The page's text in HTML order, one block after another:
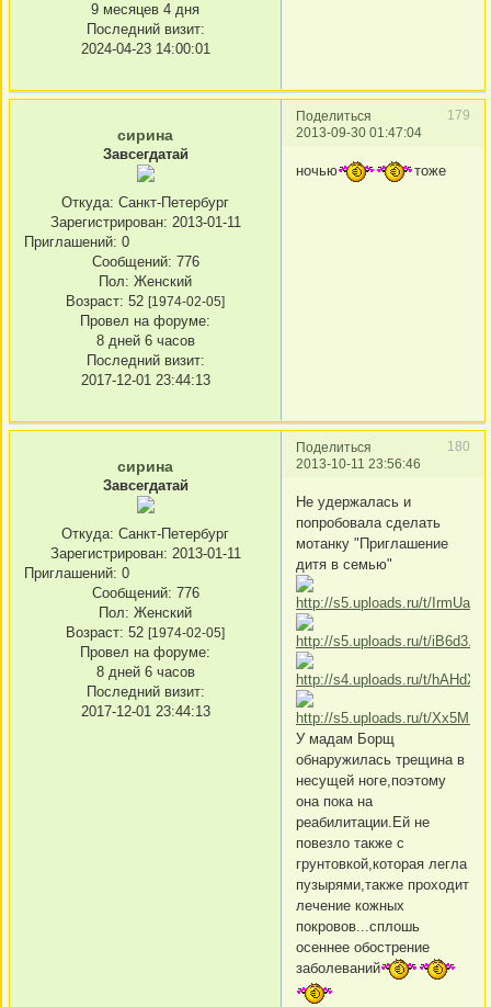
9 месяцев 4 дня
Последний визит:
2024-04-23 14:00:01
Поделиться
179
2013-09-30 01:47:04
сирина
Завсегдатай
Откуда: Санкт-Петербург
Зарегистрирован: 2013-01-11
Приглашений: 0
Сообщений: 776
Пол: Женский
Возраст: 52 [1974-02-05]
Провел на форуме:
8 дней 6 часов
Последний визит:
2017-12-01 23:44:13
ночью тоже
Поделиться
180
2013-10-11 23:56:46
сирина
Завсегдатай
Откуда: Санкт-Петербург
Зарегистрирован: 2013-01-11
Приглашений: 0
Сообщений: 776
Пол: Женский
Возраст: 52 [1974-02-05]
Провел на форуме:
8 дней 6 часов
Последний визит:
2017-12-01 23:44:13
Не удержалась и
попробовала сделать
мотанку "Приглашение
дитя в семью"
У мадам Борщ
обнаружилась трещина в
несущей ноге,поэтому
она пока на
реабилитации.Ей не
повезло также с
грунтовкой,которая легла
пузырями,также проходит
лечение кожных
покровов...сплошь
осеннее обострение
заболеваний